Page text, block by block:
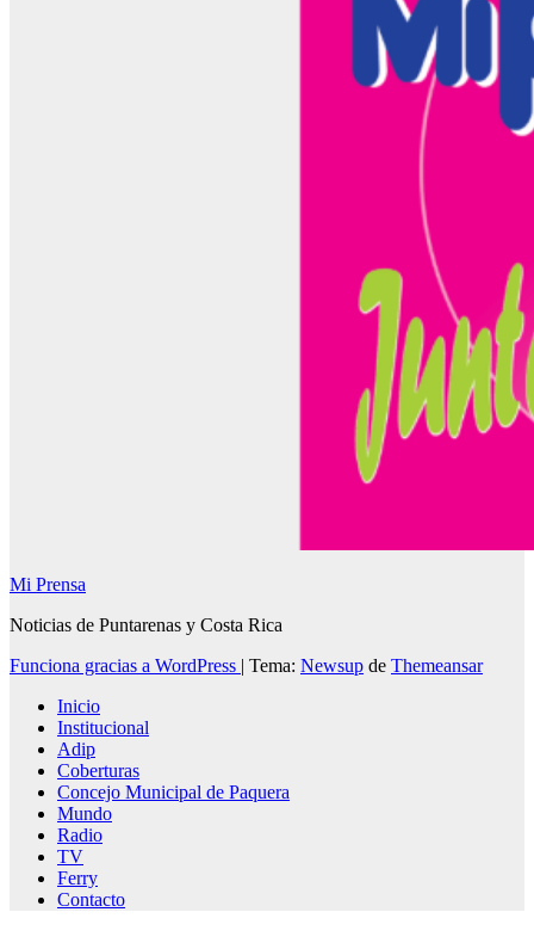
Mi Prensa
Noticias de Puntarenas y Costa Rica
Funciona gracias a WordPress | Tema: Newsup de Themeansar
Inicio
Institucional
Adip
Coberturas
Concejo Municipal de Paquera
Mundo
Radio
TV
Ferry
Contacto